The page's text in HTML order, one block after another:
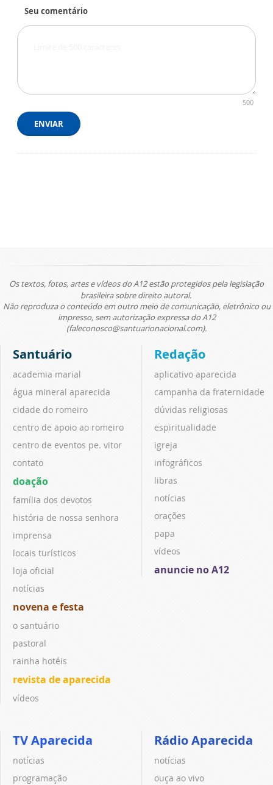
Seu comentário
500
ENVIAR
Os textos, fotos, artes e vídeos do A12 estão protegidos pela legislação
brasileira sobre direito autoral.
Não reproduza o conteúdo em outro meio de comunicação, eletrônico ou
impresso, sem autorização expressa do A12
(faleconosco@santuarionacional.com).
Santuário
academia marial
água mineral aparecida
cidade do romeiro
centro de apoio ao romeiro
centro de eventos pe. vitor
contato
doação
família dos devotos
história de nossa senhora
imprensa
locais turísticos
loja oficial
notícias
novena e festa
o santuário
pastoral
rainha hotéis
revista de aparecida
vídeos
Redação
aplicativo aparecida
campanha da fraternidade
dúvidas religiosas
espiritualidade
igreja
infográficos
libras
notícias
orações
papa
vídeos
anuncie no A12
TV Aparecida
notícias
programação
Rádio Aparecida
notícias
ouça ao vivo